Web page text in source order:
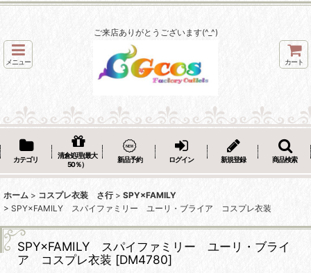
ご来店ありがとうございます(^_^)
メニュー カート
カテゴリ
清倉処理(最大
50％）
新品予約 ログイン 新規登録 商品検索
ホーム > コスプレ衣装 さ行 > SPY×FAMILY
> SPY×FAMILY スパイファミリー ユーリ・ブライア コスプレ衣装
SPY×FAMILY スパイファミリー ユーリ・ブライ
ア コスプレ衣装 [DM4780]